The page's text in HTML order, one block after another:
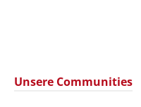
Unsere Communities